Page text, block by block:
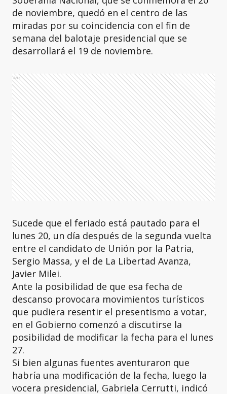
de noviembre, quedó en el centro de las
miradas por su coincidencia con el fin de
semana del balotaje presidencial que se
desarrollará el 19 de noviembre.
Ads
Sucede que el feriado está pautado para el
lunes 20, un día después de la segunda vuelta
entre el candidato de Unión por la Patria,
Sergio Massa, y el de La Libertad Avanza,
Javier Milei.
Ante la posibilidad de que esa fecha de
descanso provocara movimientos turísticos
que pudiera resentir el presentismo a votar,
en el Gobierno comenzó a discutirse la
posibilidad de modificar la fecha para el lunes
27.
Si bien algunas fuentes aventuraron que
habría una modificación de la fecha, luego la
vocera presidencial, Gabriela Cerrutti, indicó